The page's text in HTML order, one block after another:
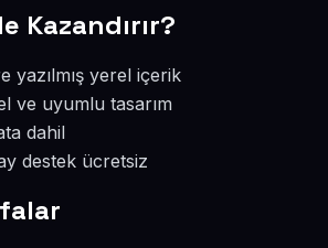
Kazandırır?
yazılmış yerel içerik
ve uyumlu tasarım
dahil
destek ücretsiz